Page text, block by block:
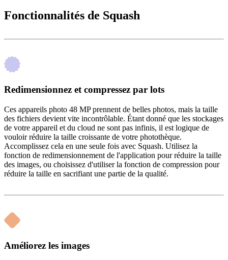
Fonctionnalités de Squash
Redimensionnez et compressez par lots
Ces appareils photo 48 MP prennent de belles photos, mais la taille
des fichiers devient vite incontrôlable. Étant donné que les stockages
de votre appareil et du cloud ne sont pas infinis, il est logique de
vouloir réduire la taille croissante de votre photothèque.
Accomplissez cela en une seule fois avec Squash. Utilisez la
fonction de redimensionnement de l'application pour réduire la taille
des images, ou choisissez d'utiliser la fonction de compression pour
réduire la taille en sacrifiant une partie de la qualité.
Améliorez les images